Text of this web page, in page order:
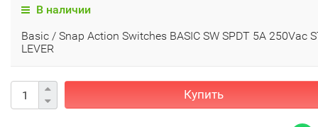
В наличии
Basic / Snap Action Switches BASIC SW SPDT 5A 250Vac
LEVER
Купить